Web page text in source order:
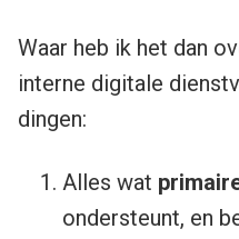
Waar heb ik het dan
interne digitale
dingen:
Alles wat
ondersteunt, en